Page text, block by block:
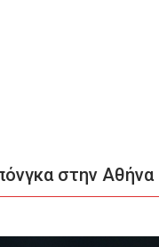
στην Αθήνα